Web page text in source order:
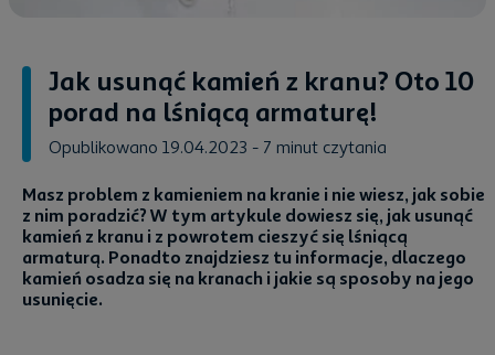
Jak usunąć kamień z kranu? Oto 10
porad na lśniącą armaturę!
Opublikowano 19.04.2023 - 7 minut czytania
Masz problem z kamieniem na kranie i nie wiesz, jak sobie
z nim poradzić? W tym artykule dowiesz się, jak usunąć
kamień z kranu i z powrotem cieszyć się lśniącą
armaturą. Ponadto znajdziesz tu informacje, dlaczego
kamień osadza się na kranach i jakie są sposoby na jego
usunięcie.